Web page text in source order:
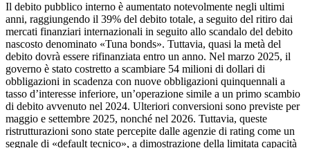
Il debito pubblico interno è aumentato notevolmente negli ultimi
anni, raggiungendo il 39% del debito totale, a seguito del ritiro dai
mercati finanziari internazionali in seguito allo scandalo del debito
nascosto denominato «Tuna bonds». Tuttavia, quasi la metà del
debito dovrà essere rifinanziata entro un anno. Nel marzo 2025, il
governo è stato costretto a scambiare 54 milioni di dollari di
obbligazioni in scadenza con nuove obbligazioni quinquennali a
tasso d’interesse inferiore, un’operazione simile a un primo scambio
di debito avvenuto nel 2024. Ulteriori conversioni sono previste per
maggio e settembre 2025, nonché nel 2026. Tuttavia, queste
ristrutturazioni sono state percepite dalle agenzie di rating come un
segnale di «default tecnico», a dimostrazione della limitata capacità